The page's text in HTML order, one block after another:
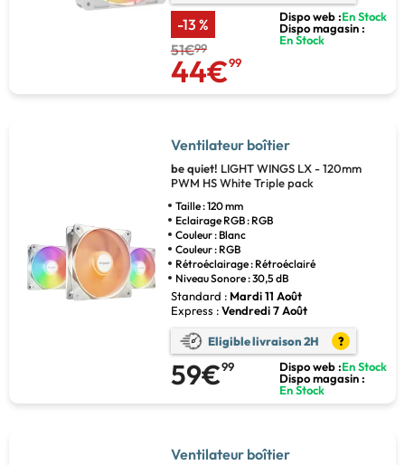
-13 %
51€99
44€99
Dispo web :En Stock
Dispo magasin :
En Stock
Ventilateur boîtier
be quiet! LIGHT WINGS LX - 120mm
PWM HS White Triple pack
Taille : 120 mm
Eclairage RGB : RGB
Couleur : Blanc
Couleur : RGB
Rétroéclairage : Rétroéclairé
Niveau Sonore : 30,5 dB
Standard : Mardi 11 Août
Express :Vendredi 7 Août
Eligible livraison 2H ?
59€99 Dispo web :En Stock
Dispo magasin :
En Stock
Ventilateur boîtier